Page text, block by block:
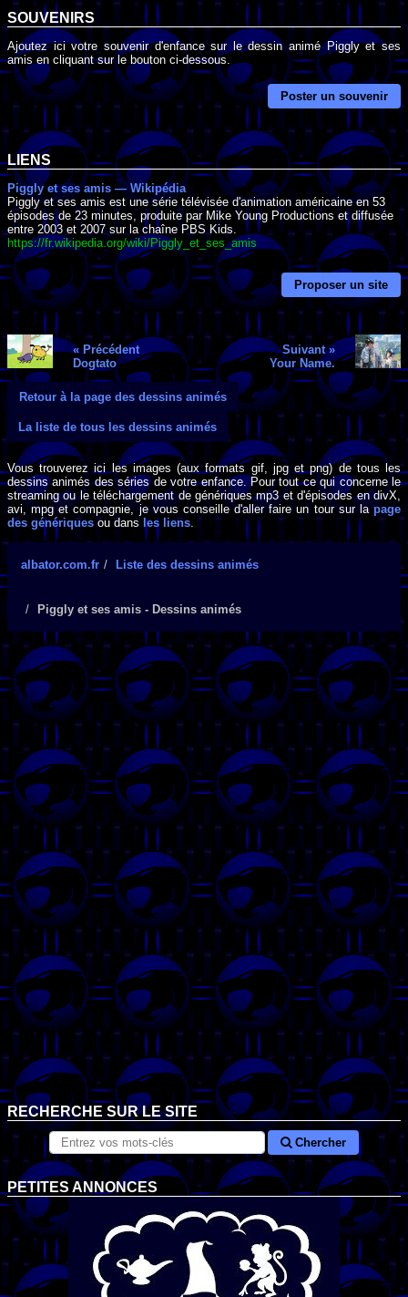
SOUVENIRS
Ajoutez ici votre souvenir d'enfance sur le dessin animé Piggly et ses
amis en cliquant sur le bouton ci-dessous.
Poster un souvenir
LIENS
Piggly et ses amis — Wikipédia
Piggly et ses amis est une série télévisée d'animation américaine en 53
épisodes de 23 minutes, produite par Mike Young Productions et diffusée
entre 2003 et 2007 sur la chaîne PBS Kids.
https://fr.wikipedia.org/wiki/Piggly_et_ses_amis
Proposer un site
« Précédent
Dogtato
Suivant »
Your Name.
Retour à la page des dessins animés
La liste de tous les dessins animés
Vous trouverez ici les images (aux formats gif, jpg et png) de tous les
dessins animés des séries de votre enfance. Pour tout ce qui concerne le
streaming ou le téléchargement de génériques mp3 et d'épisodes en divX,
avi, mpg et compagnie, je vous conseille d'aller faire un tour sur lapage
des génériques ou dans les liens.
albator.com.fr Liste des dessins animés
Piggly et ses amis - Dessins animés
RECHERCHE SUR LE SITE
Chercher
PETITES ANNONCES